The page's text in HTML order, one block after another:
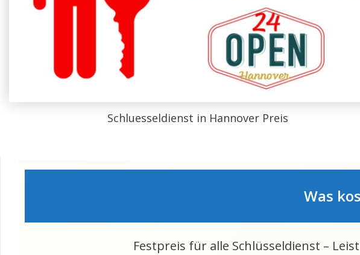
Schluesseldienst in Hannover Preis
Was
Festpreis für alle Schlüsseldienst –